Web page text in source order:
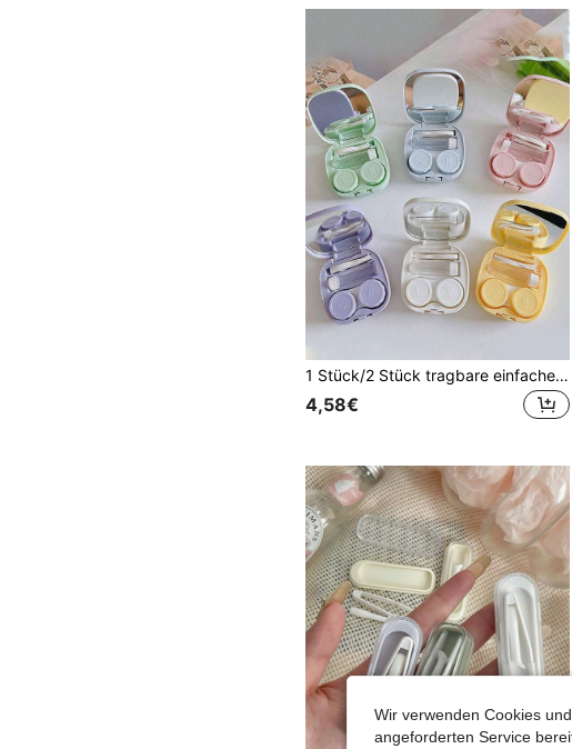
1 Stück/2 Stück tragbare einfache quadratische Kontaktlinsendose, DIY einfarbige Kontaktlinsenhalterung, geeignet für den täglichen Outdoor-Gebrauch
4,58€
Wir verwenden Cookies
angeforderten Service